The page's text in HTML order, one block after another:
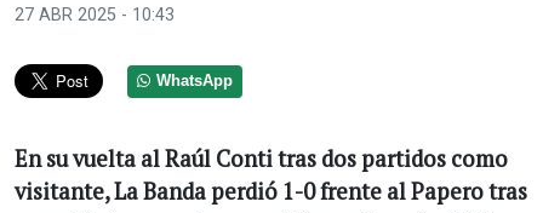
27 ABR 2025 - 10:43
WhatsApp
En su vuelta al Raúl Conti tras dos partidos como
visitante, La Banda perdió 1-0 frente al Papero tras